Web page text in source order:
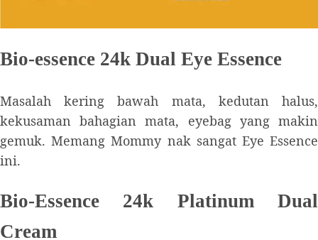
Bio-essence 24k Dual Eye Essence
Masalah kering bawah mata, kedutan halus,
kekusaman bahagian mata, eyebag yang makin
gemuk. Memang Mommy nak sangat Eye Essence
ini.
Bio-Essence 24k Platinum Dual
Cream